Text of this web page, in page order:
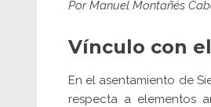
Por Manuel Montañés
Vínculo con
En el asentamiento de
respecta a elementos